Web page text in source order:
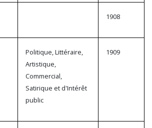
1908
Politique, Littéraire,
Artistique,
Commercial,
Satirique et d'Intérêt
public
1909